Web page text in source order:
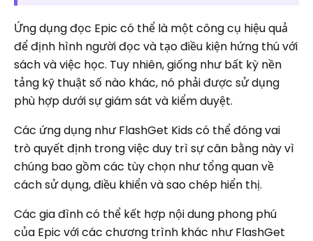
Ứng dụng đọc Epic có thể là một công cụ hiệu quả
để định hình người đọc và tạo điều kiện hứng thú với
sách và việc học. Tuy nhiên, giống như bất kỳ nền
tảng kỹ thuật số nào khác, nó phải được sử dụng
phù hợp dưới sự giám sát và kiểm duyệt.
Các ứng dụng như FlashGet Kids có thể đóng vai
trò quyết định trong việc duy trì sự cân bằng này vì
chúng bao gồm các tùy chọn như tổng quan về
cách sử dụng, điều khiển và sao chép hiển thị.
Các gia đình có thể kết hợp nội dung phong phú
của Epic với các chương trình khác như FlashGet